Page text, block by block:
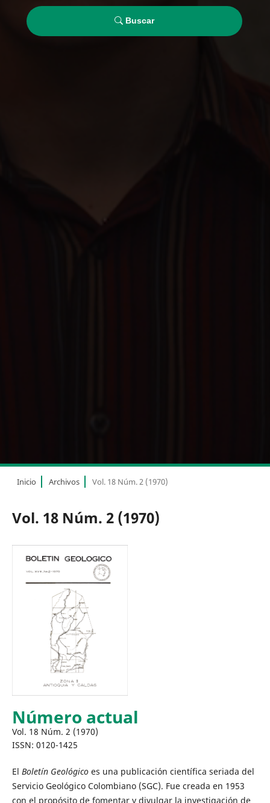
Buscar
Inicio Archivos Vol. 18 Núm. 2 (1970)
Vol. 18 Núm. 2 (1970)
Número actual
Vol. 18 Núm. 2 (1970)
ISSN: 0120-1425
El Boletín Geológicoes una publicación científica seriada del
Servicio Geológico Colombiano (SGC). Fue creada en 1953
con el propósito de fomentar y divulgar la investigación de